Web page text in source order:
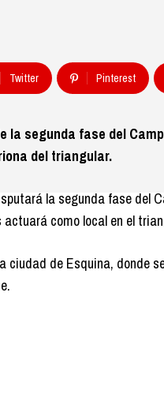
Twitter Pinterest
la segunda fase del
del triangular.
la segunda fase del
como local en el
ciudad de Esquina, donde